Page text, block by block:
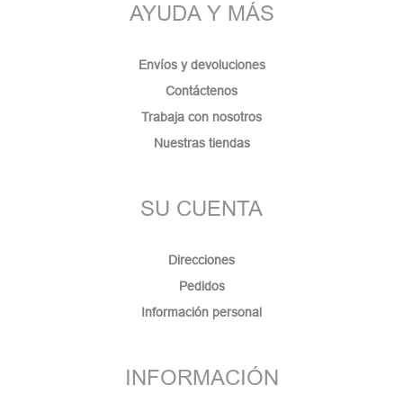
AYUDA Y MÁS
Envíos y devoluciones
Contáctenos
Trabaja con nosotros
Nuestras tiendas
SU CUENTA
Direcciones
Pedidos
Información personal
INFORMACIÓN